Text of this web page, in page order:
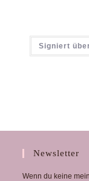
Signiert
Newsletter
Wenn du keine